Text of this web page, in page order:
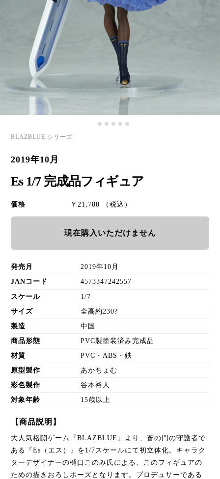
BLAZBLUE シリーズ
2019年10月
Es 1/7 完成品フィギュア
価格 ￥21,780 （税込）
現在購入いただけません
発売月 2019年10月
JANコード 4573347242557
スケール 1/7
サイズ 全高約230?
製造 中国
商品形態 PVC製塗装済み完成品
材質 PVC・ABS・鉄
原型製作 あかちょむ
彩色製作 谷本裕人
対象年齢 15歳以上
【商品説明】
大人気格闘ゲーム『BLAZBLUE』より、蒼の門の守護者で
ある『Es（エス）』を1/7スケールにて初立体化。キャラク
ターデザイナーの樋口このみ氏による、このフィギュアの
ための描きおろしポーズとなります。プロデュサーである